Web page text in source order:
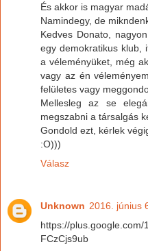
És akkor is magyar
Namindegy, de
Kedves Donato,
egy demokratikus klub,
a véleményüket, még
vagy az én
felületes vagy
Mellesleg az se
megszabni a társalgás
Gondold ezt, kérlek
:O)))
Válasz
Unknown 2016. június
https://
FCzCjs9ub